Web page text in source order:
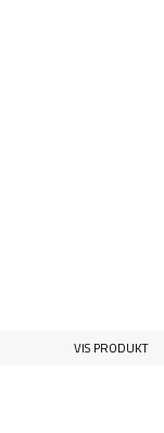
VIS PRODUKT